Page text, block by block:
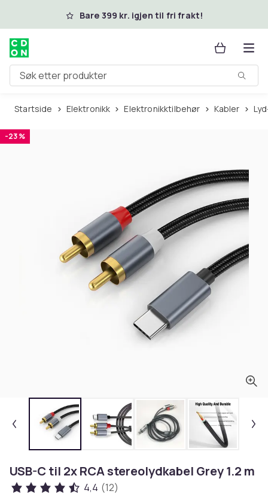
Hopp til hovedinnholdBare 399 kr. igjen til fri frakt!
Søk etter produkter
Startside Elektronikk Elektronikktilbehør Kabler
-23 %
USB-C til 2x RCA stereolydkabel Grey 1.2 m
4,4 (12)